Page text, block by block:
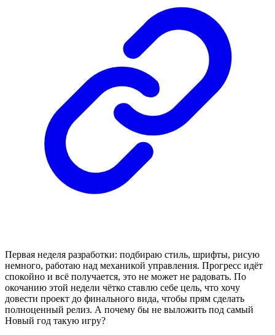
Первая неделя разработки: подбираю стиль, шрифты, рисую
немного, работаю над механикой управления. Прогресс идёт
спокойно и всё получается, это не может не радовать. По
окочанию этой недели чётко ставлю себе цель, что хочу
довести проект до финального вида, чтобы прям сделать
полноценный релиз. А почему бы не выложить под самый
Новый год такую игру?